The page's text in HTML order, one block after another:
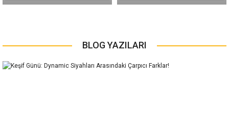
BLOG YAZILARI